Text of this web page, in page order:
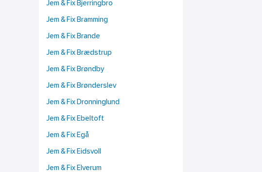
Jem & Fix Bjerringbro
Jem & Fix Bramming
Jem & Fix Brande
Jem & Fix Brædstrup
Jem & Fix Brøndby
Jem & Fix Brønderslev
Jem & Fix Dronninglund
Jem & Fix Ebeltoft
Jem & Fix Egå
Jem & Fix Eidsvoll
Jem & Fix Elverum